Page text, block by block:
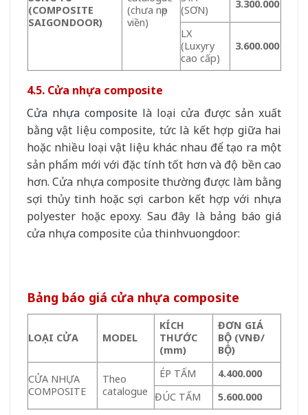
(COMPOSITE
SAIGONDOOR)
(chưa nẹp
viền)
(SƠN)
3.300.000
LX
(Luxyry
cao cấp)
3.600.000
4.5. Cửa nhựa composite
Cửa nhựa composite là loại cửa được sản xuất
bằng vật liệu composite, tức là kết hợp giữa hai
hoặc nhiều loại vật liệu khác nhau để tạo ra một
sản phẩm mới với đặc tính tốt hơn và độ bền cao
hơn. Cửa nhựa composite thường được làm bằng
sợi thủy tinh hoặc sợi carbon kết hợp với nhựa
polyester hoặc epoxy. Sau đây là bảng báo giá
cửa nhựa composite của thinhvuongdoor:
Bảng báo giá cửa nhựa composite
LOẠI CỬA MODEL
KÍCH
THƯỚC
(mm)
ĐƠN GIÁ
BỘ (VNĐ/
BỘ)
CỬA NHỰA
COMPOSITE
Theo
catalogue
ÉP TẤM
4.400.000
ĐÚC TẤM
5.600.000